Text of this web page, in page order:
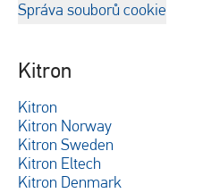
Správa souborů cookie
Kitron
Kitron
Kitron Norway
Kitron Sweden
Kitron Eltech
Kitron Denmark